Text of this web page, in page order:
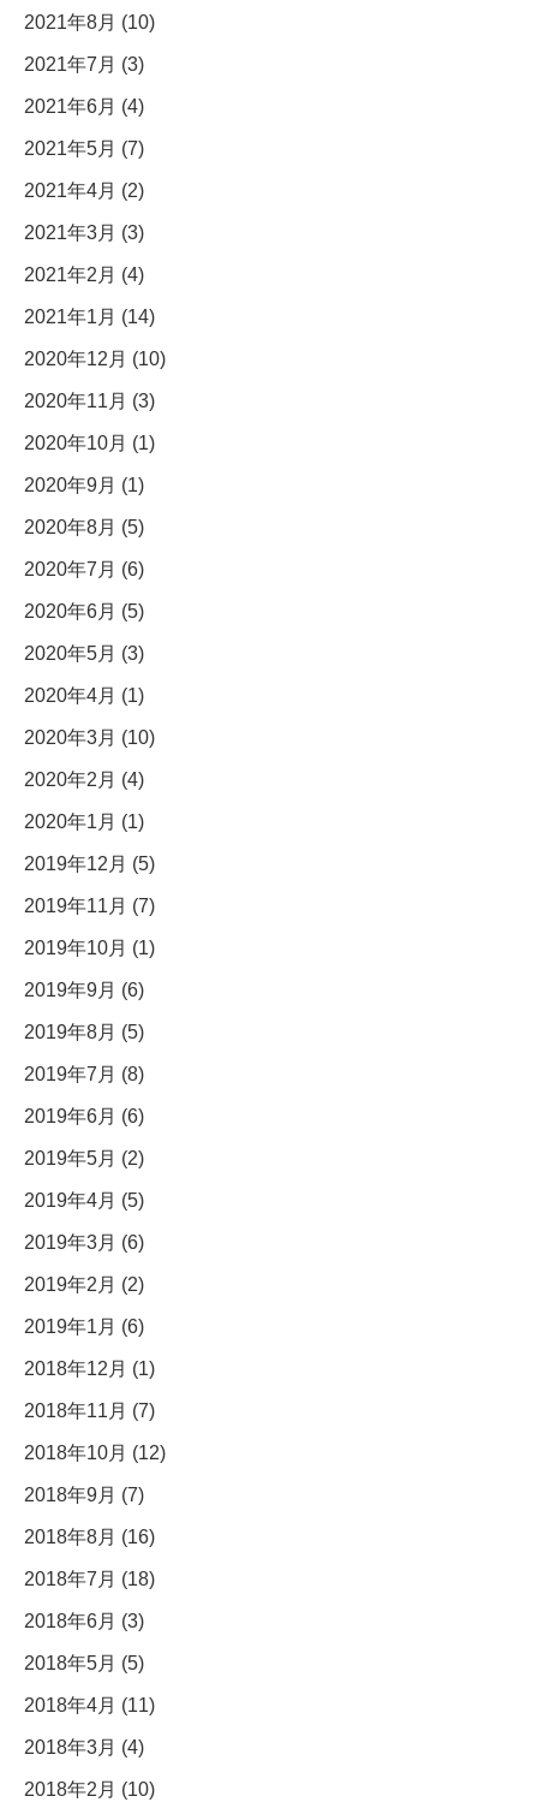
2021年8月 (10)
2021年7月 (3)
2021年6月 (4)
2021年5月 (7)
2021年4月 (2)
2021年3月 (3)
2021年2月 (4)
2021年1月 (14)
2020年12月 (10)
2020年11月 (3)
2020年10月 (1)
2020年9月 (1)
2020年8月 (5)
2020年7月 (6)
2020年6月 (5)
2020年5月 (3)
2020年4月 (1)
2020年3月 (10)
2020年2月 (4)
2020年1月 (1)
2019年12月 (5)
2019年11月 (7)
2019年10月 (1)
2019年9月 (6)
2019年8月 (5)
2019年7月 (8)
2019年6月 (6)
2019年5月 (2)
2019年4月 (5)
2019年3月 (6)
2019年2月 (2)
2019年1月 (6)
2018年12月 (1)
2018年11月 (7)
2018年10月 (12)
2018年9月 (7)
2018年8月 (16)
2018年7月 (18)
2018年6月 (3)
2018年5月 (5)
2018年4月 (11)
2018年3月 (4)
2018年2月 (10)